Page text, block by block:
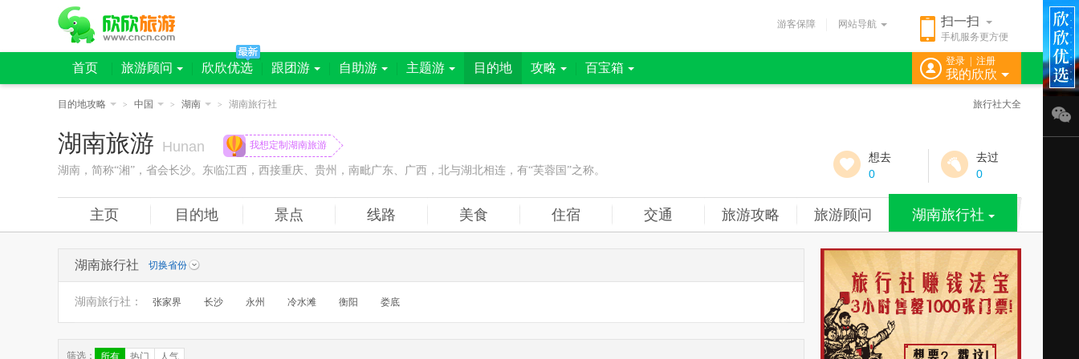
扫一扫
手机服务更方便
游客保障 网站导航
登录 注册
我的欣欣
首页 旅游顾问 欣欣优选 跟团游 自助游 主题游 目的地 攻略 百宝箱
目的地攻略 > 中国 > 湖南 > 湖南旅行社 旅行社大全
湖南旅游 Hunan 我想定制湖南旅游
湖南，简称“湘”，省会长沙。东临江西，西接重庆、贵州，南毗广东、广西，北与湖北相连，有“芙蓉国”之称。
想去
0
去过
0
主页 目的地 景点 线路 美食 住宿 交通 旅游攻略 旅游顾问 湖南旅行社
湖南旅行社 切换省份
湖南旅行社 ： 张家界 长沙 永州 冷水滩 衡阳 娄底
筛选： 所有 热门 人气